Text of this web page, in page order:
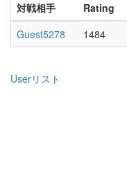
対戦相手 Rating
Guest5278
1484
Userリスト